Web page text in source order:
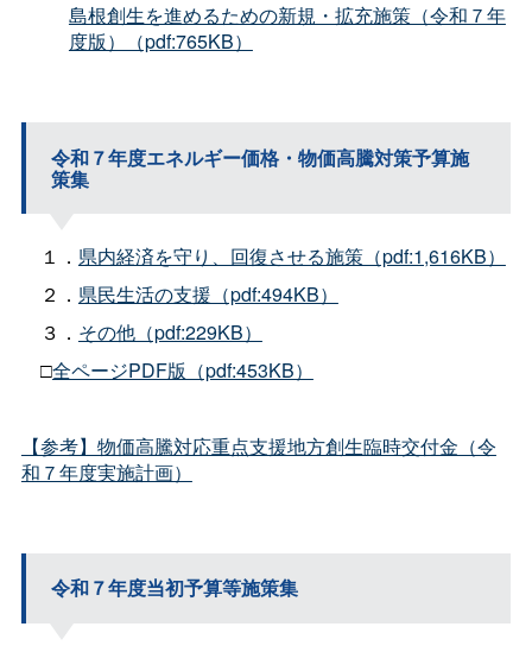
島根創生を進めるための新規・拡充施策（令和７年
度版）（pdf:765KB）
令和７年度エネルギー価格・物価高騰対策予算施
策集
１． 県内経済を守り、回復させる施策（pdf:1,616KB）
２． 県民生活の支援（pdf:494KB）
３． その他（pdf:229KB）
□全ページPDF版（pdf:453KB）
【参考】物価高騰対応重点支援地方創生臨時交付金（令
和７年度実施計画）
令和７年度当初予算等施策集